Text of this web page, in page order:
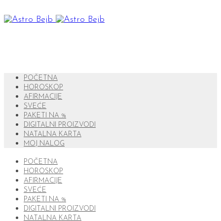
POČETNA
HOROSKOP
AFIRMACIJE
SVEĆE
PAKETI NA %
DIGITALNI PROIZVODI
NATALNA KARTA
MOJ NALOG
POČETNA
HOROSKOP
AFIRMACIJE
SVEĆE
PAKETI NA %
DIGITALNI PROIZVODI
NATALNA KARTA